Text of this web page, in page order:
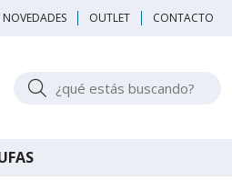
NOVEDADES OUTLET CONTACTO
Buscar